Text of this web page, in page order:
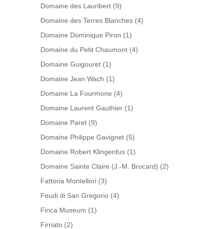
Domaine des Lauribert (9)
Domaine des Terres Blanches (4)
Domaine Dominique Piron (1)
Domaine du Petit Chaumont (4)
Domaine Guigouret (1)
Domaine Jean Wach (1)
Domaine La Fourmone (4)
Domaine Laurent Gauthier (1)
Domaine Paret (9)
Domaine Philippe Gavignet (5)
Domaine Robert Klingenfus (1)
Domaine Sainte Claire (J.-M. Brocard) (2)
Fattoria Montellori (3)
Feudi di San Gregorio (4)
Finca Museum (1)
Firriato (2)